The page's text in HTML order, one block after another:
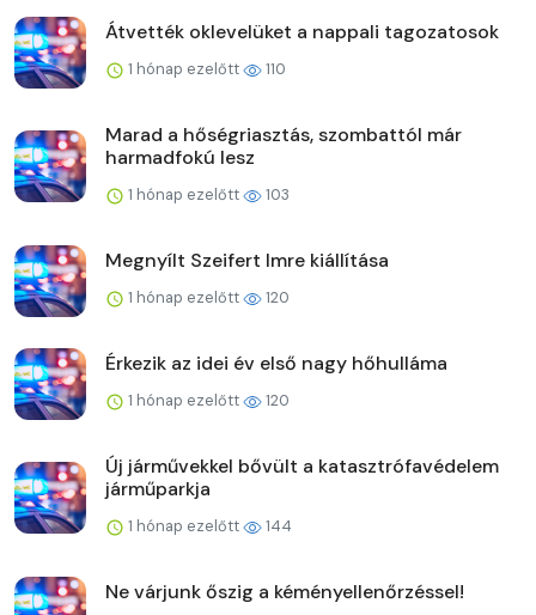
Átvették oklevelüket a nappali tagozatosok
1 hónap ezelőtt 110
Marad a hőségriasztás, szombattól már
harmadfokú lesz
1 hónap ezelőtt 103
Megnyílt Szeifert Imre kiállítása
1 hónap ezelőtt 120
Érkezik az idei év első nagy hőhulláma
1 hónap ezelőtt 120
Új járművekkel bővült a katasztrófavédelem
járműparkja
1 hónap ezelőtt 144
Ne várjunk őszig a kéményellenőrzéssel!